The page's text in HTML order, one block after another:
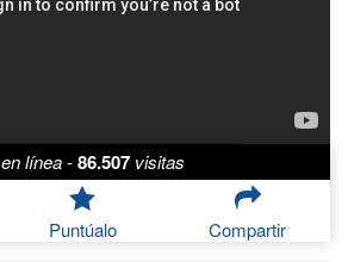
en línea-86.507 visitas
Puntúalo Compartir